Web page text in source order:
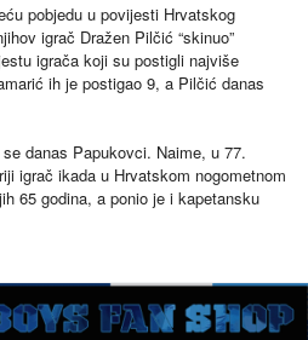
pobjedu u povijesti Hrvatskog
igrač Dražen Pilčić “skinuo”
igrača koji su postigli najviše
ih je postigao 9, a Pilčić danas
danas Papukovci. Naime, u 77.
igrač ikada u Hrvatskom nogometnom
65 godina, a ponio je i kapetansku